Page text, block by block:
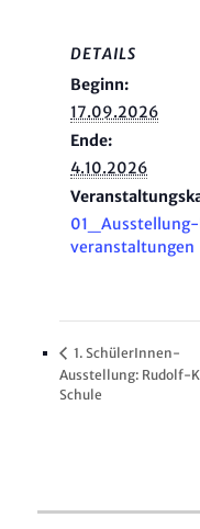
DETAILS
Beginn:
17.09.2026
Ende:
4.10.2026
01_Ausstellung-
veranstaltungen
1. SchülerInnen-
Ausstellung: Rudolf-
Schule